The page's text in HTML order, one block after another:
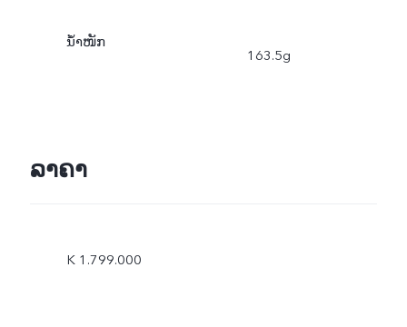
ນ້ຳໜັກ
163.5g
ລາຄາ
K 1.799.000